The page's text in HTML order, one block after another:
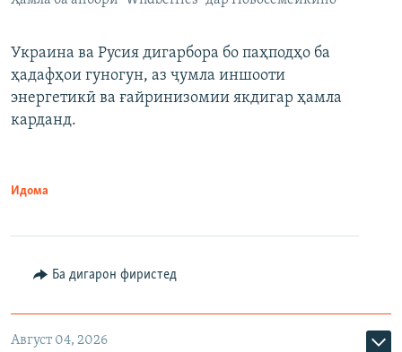
Украина ва Русия дигарбора бо паҳподҳо ба
ҳадафҳои гуногун, аз ҷумла иншооти
энергетикӣ ва ғайринизомии якдигар ҳамла
карданд.
Идома
Ба дигарон фиристед
Август 04, 2026